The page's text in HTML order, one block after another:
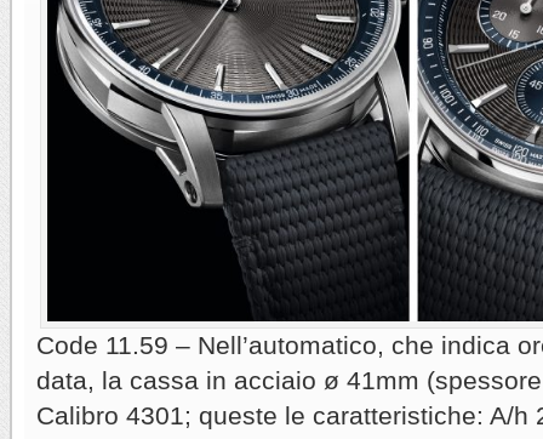
Code 11.59 – Nell’automatico, che indica
data, la cassa in acciaio ø 41mm
Calibro 4301; queste le caratteristiche: A/h